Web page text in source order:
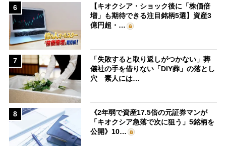
6
【キオクシア・ショック後に「株価倍
増」も期待できる注目銘柄5選】資産3
億円超・…
7
「失敗すると取り返しがつかない」葬
儀社の手を借りない「DIY葬」の落とし
穴 素人には…
8
《2年弱で資産17.5倍の元証券マンが
「キオクシア急落で次に狙う」5銘柄を
公開》10…